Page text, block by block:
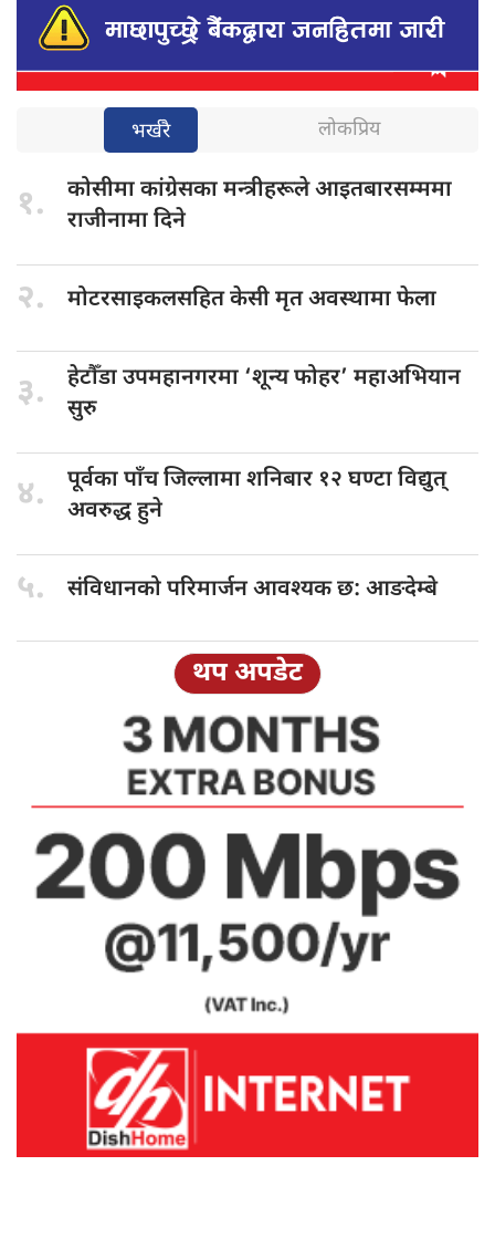
भर्खरै लोकप्रिय
१. कोसीमा कांग्रेसकामन्त्रीहरूले आइतबारसम्ममा
राजीनामा दिने
२. मोटरसाइकलसहित केसीमृत अवस्थामा फेला
३. हेटौँडा उपमहानगरमा ‘शून्य फोहर’ महाअभियान
सुरु
४. पूर्वका पाँचजिल्लामा शनिबार १२ घण्टा विद्युत्
अवरुद्ध हुने
५. संविधानको परिमार्जनआवश्यक छ: आङदेम्बे
थप अपडेट